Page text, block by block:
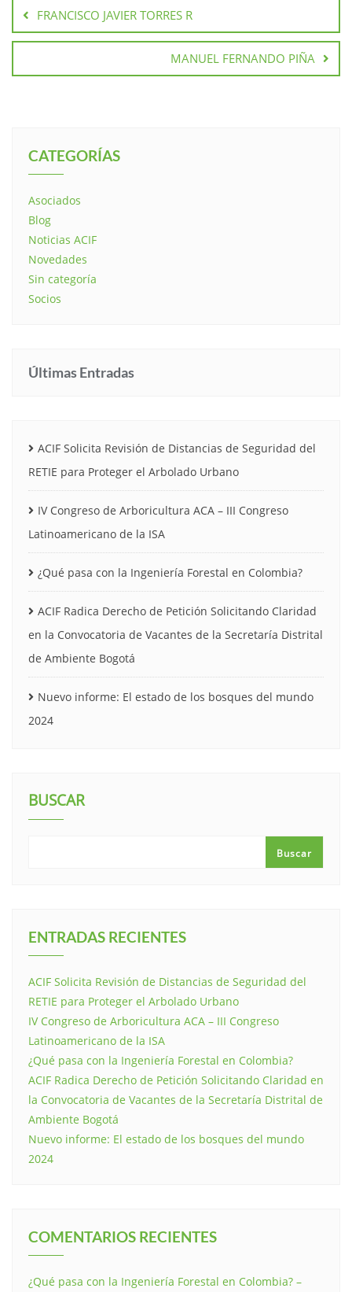
FRANCISCO JAVIER TORRES R
MANUEL FERNANDO PIÑA
CATEGORÍAS
Asociados
Blog
Noticias ACIF
Novedades
Sin categoría
Socios
Últimas Entradas
ACIF Solicita Revisión de Distancias de Seguridad del
RETIE para Proteger el Arbolado Urbano
IV Congreso de Arboricultura ACA – III Congreso
Latinoamericano de la ISA
¿Qué pasa con la Ingeniería Forestal en Colombia?
ACIF Radica Derecho de Petición Solicitando Claridad
en la Convocatoria de Vacantes de la Secretaría Distrital
de Ambiente Bogotá
Nuevo informe: El estado de los bosques del mundo
2024
BUSCAR
Buscar
ENTRADAS RECIENTES
ACIF Solicita Revisión de Distancias de Seguridad del
RETIE para Proteger el Arbolado Urbano
IV Congreso de Arboricultura ACA – III Congreso
Latinoamericano de la ISA
¿Qué pasa con la Ingeniería Forestal en Colombia?
ACIF Radica Derecho de Petición Solicitando Claridad en
la Convocatoria de Vacantes de la Secretaría Distrital de
Ambiente Bogotá
Nuevo informe: El estado de los bosques del mundo
2024
COMENTARIOS RECIENTES
¿Qué pasa con la Ingeniería Forestal en Colombia? –